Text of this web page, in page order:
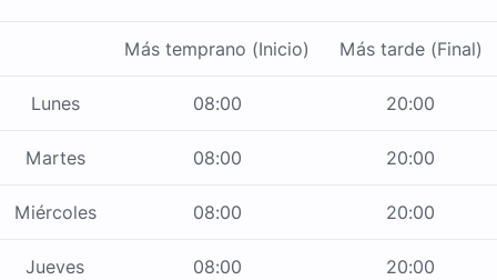
Más temprano (Inicio) Más tarde (Final)
Lunes 08:00 20:00
Martes 08:00 20:00
Miércoles 08:00 20:00
Jueves 08:00 20:00